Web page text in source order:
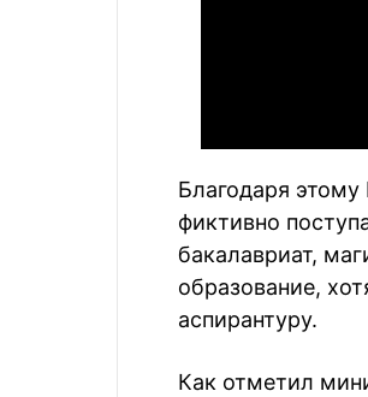
Благодаря
фиктивно
бакалавриат,
образование,
аспирантуру.
Как отметил